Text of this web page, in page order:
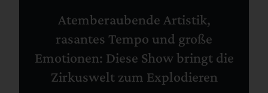
Atemberaubende Artistik,
rasantes Tempo und große
Emotionen: Diese Show bringt die
Zirkuswelt zum Explodieren